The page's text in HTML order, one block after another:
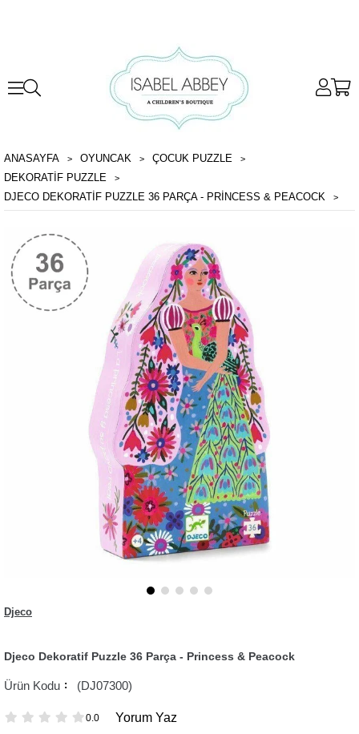
ANASAYFA OYUNCAK
ÇOCUK PUZZLE
DEKORATIF PUZZLE
DJECO DEKORATIF PUZZLE 36 PARÇA - PRINCESS & PEACOCK
Djeco
Djeco Dekoratif Puzzle 36 Parça - Princess & Peacock
(DJ07300)
0.0 Yorum Yaz